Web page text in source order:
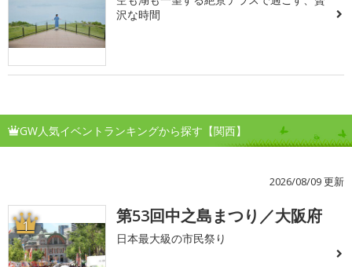
沢な時間
GW人気イベントランキングから探す【関西】
2026/08/09 更新
1 第53回中之島まつり／大阪府
日本最大級の市民祭り